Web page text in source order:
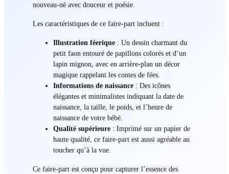
nouveau-né avec douceur et poésie.
Les caractéristiques de ce faire-part incluent :
Illustration féerique: Un dessin charmant du
petit faon entouré de papillons colorés et d’un
lapin mignon, avec en arrière-plan un décor
magique rappelant les contes de fées.
Informations de naissance: Des icônes
élégantes et minimalistes indiquant la date de
naissance, la taille, le poids, et l’heure de
naissance de votre bébé.
Qualité supérieure: Imprimé sur un papier de
haute qualité, ce faire-part est aussi agréable au
toucher qu’à la vue.
Ce faire-part est conçu pour capturer l’essence des